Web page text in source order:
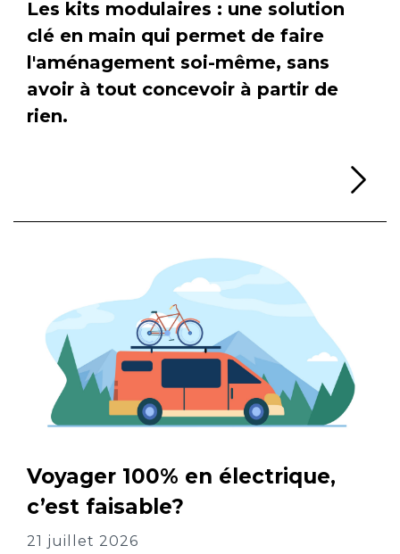
Les kits modulaires : une solution
clé en main qui permet de faire
l'aménagement soi-même, sans
avoir à tout concevoir à partir de
rien.
Voyager 100% en électrique,
c’est faisable?
21 juillet 2026